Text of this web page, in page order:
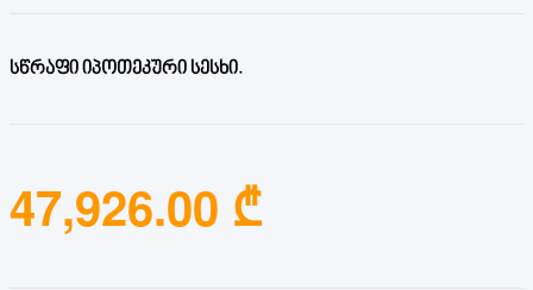
სწრაფი იპოთეკური სესხი.
47,926.00 ₾